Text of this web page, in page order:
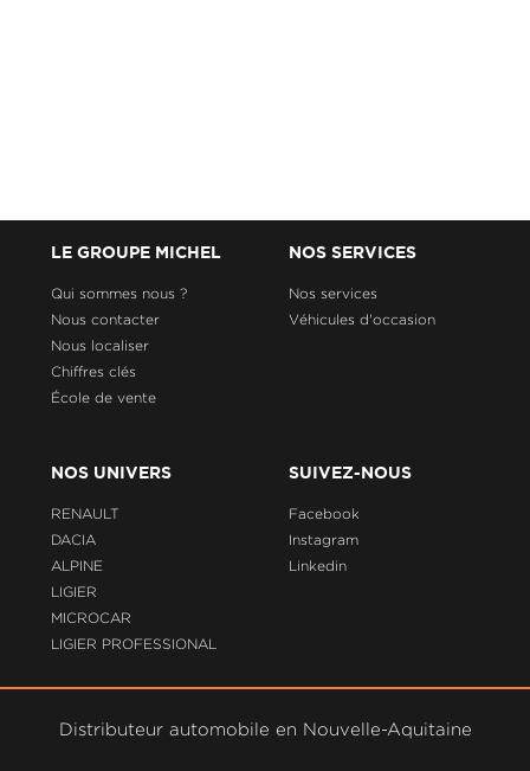
LE GROUPE MICHEL
Qui sommes nous ?
Nous contacter
Nous localiser
Chiffres clés
École de vente
NOS SERVICES
Nos services
Véhicules d'occasion
NOS UNIVERS
RENAULT
DACIA
ALPINE
LIGIER
MICROCAR
LIGIER PROFESSIONAL
SUIVEZ-NOUS
Facebook
Instagram
Linkedin
Distributeur automobile en Nouvelle-Aquitaine